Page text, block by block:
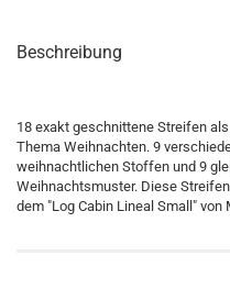
Beschreibung
18 exakt geschnittene Streifen
Thema Weihnachten. 9
weihnachtlichen Stoffen und 9
Weihnachtsmuster. Diese
dem "Log Cabin Lineal Small" von